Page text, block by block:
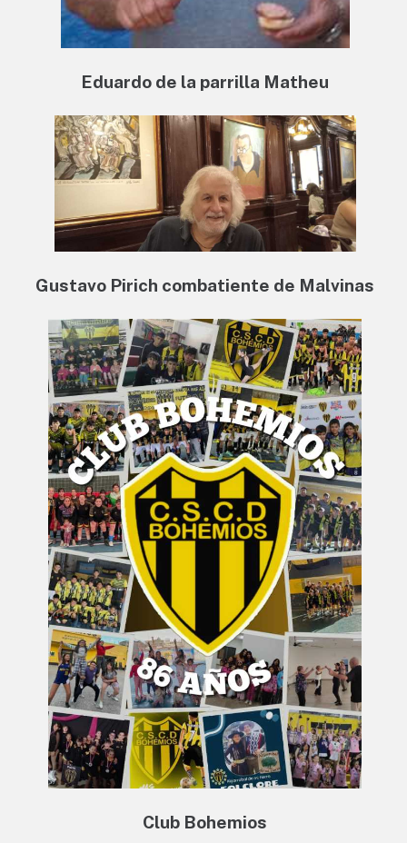
Eduardo de la parrilla Matheu
Gustavo Pirich combatiente de Malvinas
Club Bohemios